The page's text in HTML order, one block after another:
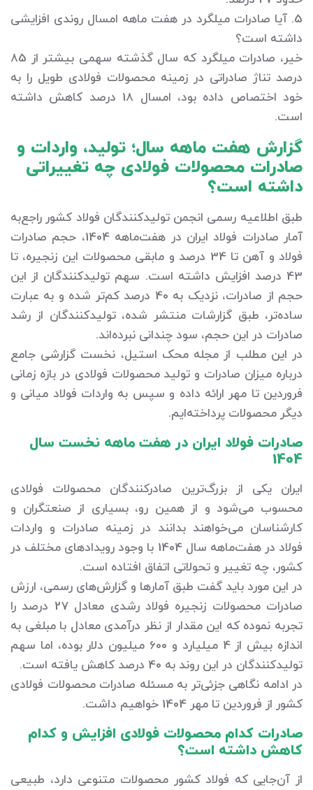
5. آیا صادرات میلگرد در هفت ماهه امسال روندی افزایشی
داشته است؟
خیر، صادرات میلگرد که سال گذشته سهمی بیشتر از 85
درصد تناژ صادراتی در زمینه محصولات فولادی طویل را به
خود اختصاص داده بود، امسال 18 درصد کاهش داشته
است.
گزارش هفت ماهه سال؛ تولید، واردات و
صادرات محصولات فولادی چه تغییراتی
داشته است؟
طبق اطلاعیه رسمی انجمن تولیدکنندگان فولاد کشور راجع‌به
آمار صادرات فولاد ایران در هفت‌ماهه 1404، حجم صادرات
فولاد و آهن تا 34 درصد و مابقی محصولات این زنجیره، تا
43 درصد افزایش داشته است. سهم تولیدکنندگان از این
حجم از صادرات، نزدیک به 40 درصد کم‌تر شده و به عبارت
ساده‌تر، طبق گزارشات منتشر شده، تولیدکنندگان از رشد
صادرات در این حجم، سود چندانی نبرده‌اند.
در این مطلب از مجله محک استیل، نخست گزارشی جامع
درباره میزان صادرات و تولید محصولات فولادی در بازه زمانی
فروردین تا مهر ارائه داده و سپس به واردات فولاد میانی و
دیگر محصولات پرداخته‌ایم.
صادرات فولاد ایران در هفت ماهه نخست سال
1404
ایران یکی از بزرگ‌ترین صادرکنندگان محصولات فولادی
محسوب می‌شود و از همین رو، بسیاری از صنعتگران و
کارشناسان می‌خواهند بدانند در زمینه صادرات و واردات
فولاد در هفت‌ماهه سال 1404 با وجود رویدادهای مختلف در
کشور، چه تغییر و تحولاتی اتفاق افتاده است.
در این مورد باید گفت طبق آمارها و گزارش‌های رسمی، ارزش
صادرات محصولات زنجیره فولاد رشدی معادل 27 درصد را
تجربه نموده که این مقدار از نظر درآمدی معادل با مبلغی به
اندازه بیش از 4 میلیارد و 600 میلیون دلار بوده، اما سهم
تولیدکنندگان در این روند به 40 درصد کاهش یافته است.
در ادامه نگاهی جزئی‌تر به مسئله صادرات محصولات فولادی
کشور از فروردین تا مهر 1404 خواهیم داشت.
صادرات کدام محصولات فولادی افزایش و کدام
کاهش داشته است؟
از آن‌جایی که فولاد کشور محصولات متنوعی دارد، طبیعی